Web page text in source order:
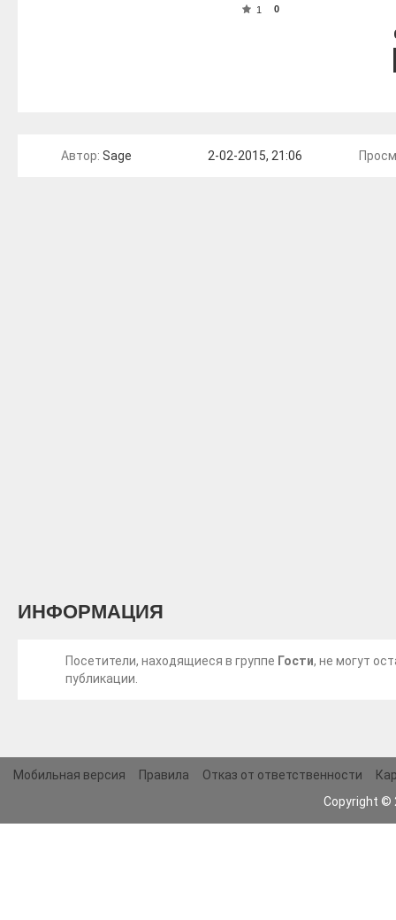
1
0
Автор:Sage 2-02-2015, 21:06
ИНФОРМАЦИЯ
Посетители, находящиеся в группе Гости, не могут
публикации.
Мобильная версия Правила Отказ от ответственности
Copyright ©